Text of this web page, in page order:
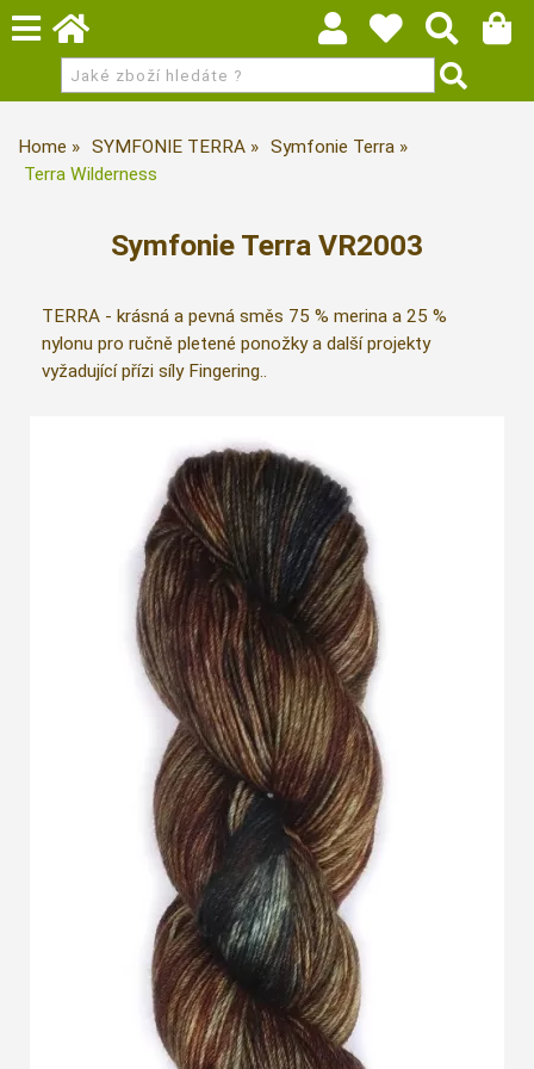
Home SYMFONIE TERRA
Symfonie Terra
Terra Wilderness
Symfonie Terra VR2003
TERRA - krásná a pevná směs 75 % merina a 25 %
nylonu pro ručně pletené ponožky a další projekty
vyžadující přízi síly Fingering..